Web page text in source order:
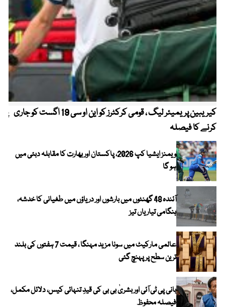
کیریبین پریمیئر لیگ ، قومی کرکٹرز کو این او سی 19 اگست کو جاری
کرنے کا فیصلہ
ویمنز ایشیا کپ 2026، پاکستان اور بھارت کا مقابلہ دبئی میں
ہو گا
آئندہ 48 گھنٹوں میں بارشوں اور دریاؤں میں طغیانی کا خدشہ،
ہنگامی تیاریاں تیز
عالمی مارکیٹ میں سونا مزید مہنگا ، قیمت 7 ہفتوں کی بلند
ترین سطح پر پہنچ گئی
بانی پی ٹی آئی اور بشریٰ بی بی کی قیدِ تنہائی کیس، دلائل مکمل،
فیصلہ محفوظ